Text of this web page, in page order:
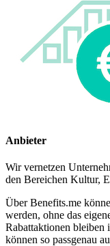
Anbieter
Wir vernetzen
den Bereichen Kultur,
Über Benefits.me
werden, ohne das
Rabattaktionen bleiben
können so passgenau